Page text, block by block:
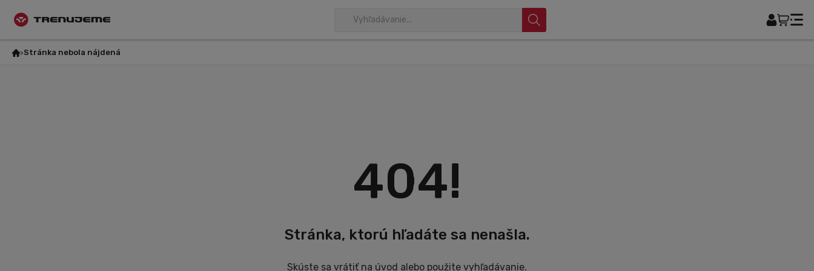
Stránka nebola nájdená
404!
Stránka, ktorú hľadáte sa nenašla.
Skúste sa vrátiť na úvod alebo použite vyhľadávanie.